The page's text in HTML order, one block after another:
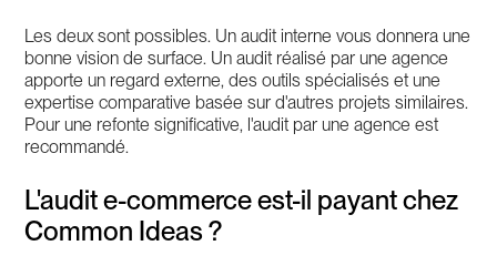
Les deux sont possibles. Un audit interne vous donnera une
bonne vision de surface. Un audit réalisé par une agence
apporte un regard externe, des outils spécialisés et une
expertise comparative basée sur d'autres projets similaires.
Pour une refonte significative, l'audit par une agence est
recommandé.
L'audit e-commerce est-il payant chez
Common Ideas ?